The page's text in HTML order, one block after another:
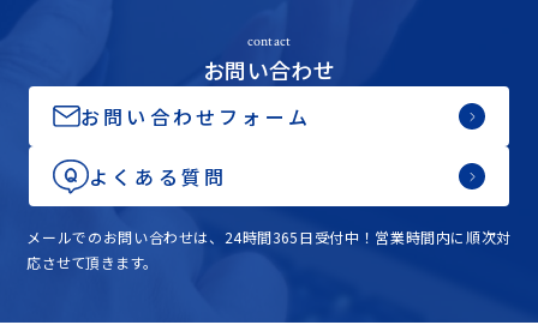
contact
お問い合わせ
お問い合わせフォーム
よくある質問
メールでのお問い合わせは、24時間365日受付中！営業時間内に順次対
応させて頂きます。